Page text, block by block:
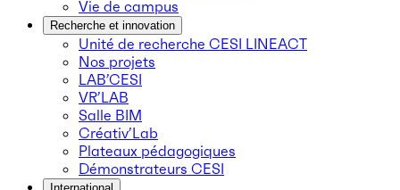
Vie de campus
Recherche et innovation
Unité de recherche CESI LINEACT
Nos projets
LAB’CESI
VR’LAB
Salle BIM
Créativ’Lab
Plateaux pédagogiques
Démonstrateurs CESI